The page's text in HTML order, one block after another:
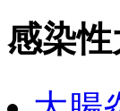
感染